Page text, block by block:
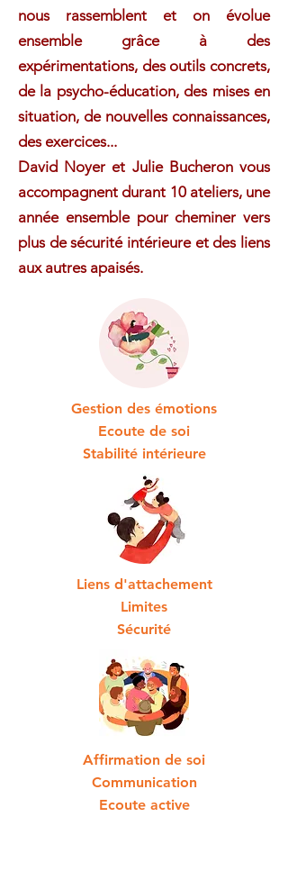
nous rassemblent et on évolue
ensemble grâce à des
expérimentations, des outils concrets,
de la psycho-éducation, des mises en
situation, de nouvelles connaissances,
des exercices...
​David Noyer et Julie Bucheron vous
accompagnent durant 10 ateliers, une
année ensemble pour cheminer vers
plus de sécurité intérieure et des liens
aux autres apaisés.
Gestion des émotions
Ecoute de soi
Stabilité intérieure
Liens d'attachement
Limites
Sécurité
Affirmation de soi
Communication
Ecoute active